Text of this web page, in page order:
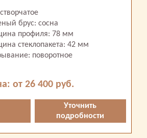
брус: сосна
профиля: 78 мм
стеклопакета: 42 мм
поворотное
от 26 400 руб.
Уточнить
подробности